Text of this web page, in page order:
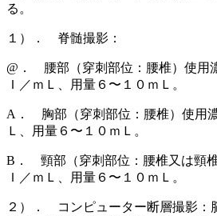
る。
１）． 脊髄撮影：
@． 腰部（穿刺部位：腰椎）使用
Ｉ／ｍＬ、用量６〜１０ｍＬ。
A． 胸部（穿刺部位：腰椎）使用
Ｌ、用量６〜１０ｍＬ。
B． 頸部（穿刺部位：腰椎又は頸
Ｉ／ｍＬ、用量６〜１０ｍＬ。
２）． コンピューター断層撮影：